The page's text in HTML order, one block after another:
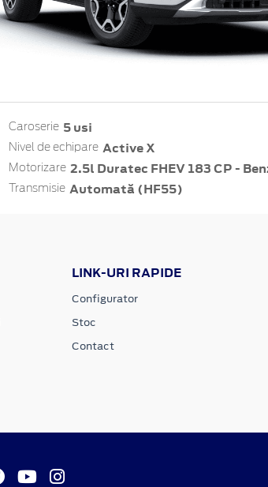
Caroserie 5 usi
Nivel de echipare Active X
Motorizare 2.5l Duratec FHEV 183 CP -
Transmisie Automată (HF55)
LINK-URI RAPIDE
Configurator
Stoc
Contact